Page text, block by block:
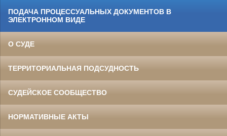
ПОДАЧА ПРОЦЕССУАЛЬНЫХ ДОКУМЕНТОВ В
ЭЛЕКТРОННОМ ВИДЕ
О СУДЕ
ТЕРРИТОРИАЛЬНАЯ ПОДСУДНОСТЬ
СУДЕЙСКОЕ СООБЩЕСТВО
НОРМАТИВНЫЕ АКТЫ